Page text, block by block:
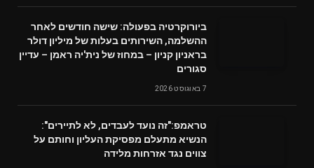
ביורוקרטיה בפעולה: שישה חודשים לאחר
ההשלמה, השירותים בעלות של מיליון דולר
בראניון קניון – במחוז של נית'יה ראמן – עדיין
סגורים
7 באוגוסט 2026
טראמפ:"זה נועד לעבדים, לא לתיירים":
הנשיא מתעלם מפסיקת העליון וחותם על
צווים נגד אזרחות מלידה